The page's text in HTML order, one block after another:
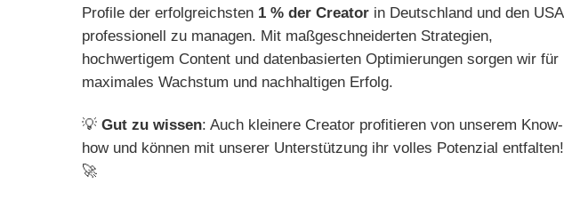
Profile der erfolgreichsten 1 % der Creator in Deutschland und den USA
professionell zu managen. Mit maßgeschneiderten Strategien,
hochwertigem Content und datenbasierten Optimierungen sorgen wir für
maximales Wachstum und nachhaltigen Erfolg.
💡 Gut zu wissen: Auch kleinere Creator profitieren von unserem Know-
how und können mit unserer Unterstützung ihr volles Potenzial entfalten!
🚀